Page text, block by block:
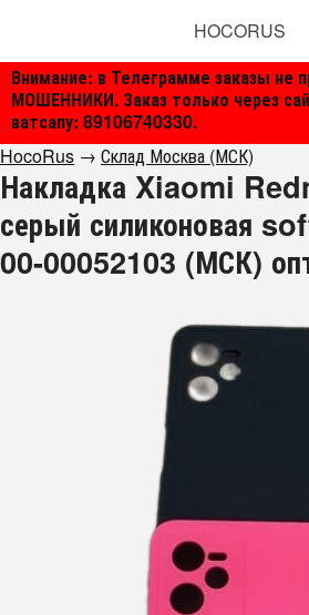
Внимание: в Телеграмме заказы не
МОШЕННИКИ. Заказ только через
ватсапу: 89106740330.
HOCORUS
HocoRus → Склад Москва (МСК)
Накладка Xiaomi
серый силиконовая
00-00052103 (МСК)